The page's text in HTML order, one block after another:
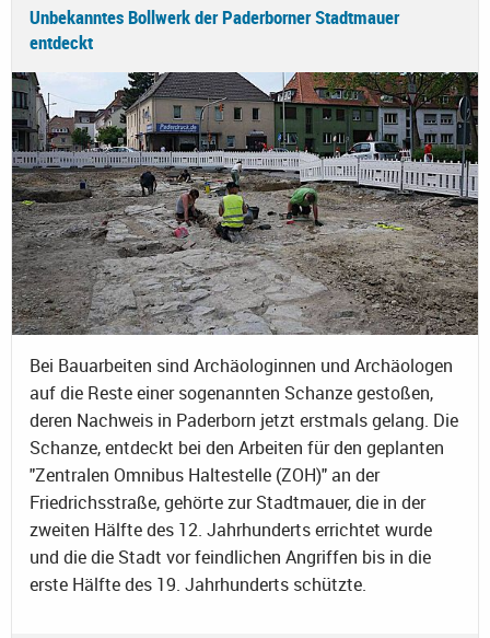
Unbekanntes Bollwerk der Paderborner Stadtmauer
entdeckt
Bei Bauarbeiten sind Archäologinnen und Archäologen
auf die Reste einer sogenannten Schanze gestoßen,
deren Nachweis in Paderborn jetzt erstmals gelang. Die
Schanze, entdeckt bei den Arbeiten für den geplanten
"Zentralen Omnibus Haltestelle (ZOH)" an der
Friedrichsstraße, gehörte zur Stadtmauer, die in der
zweiten Hälfte des 12. Jahrhunderts errichtet wurde
und die die Stadt vor feindlichen Angriffen bis in die
erste Hälfte des 19. Jahrhunderts schützte.